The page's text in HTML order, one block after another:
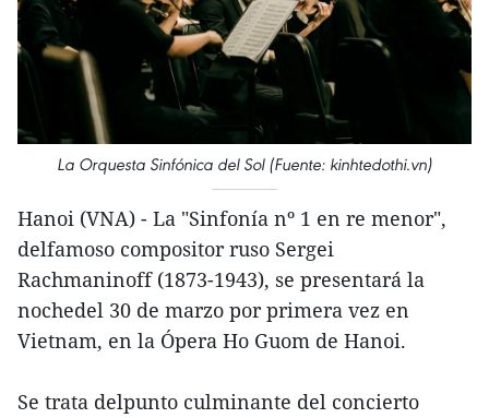
La Orquesta Sinfónica del Sol (Fuente: kinhtedothi.vn)
Hanoi (VNA) - La "Sinfonía nº 1 en re menor",
delfamoso compositor ruso Sergei
Rachmaninoff (1873-1943), se presentará la
nochedel 30 de marzo por primera vez en
Vietnam, en la Ópera Ho Guom de Hanoi.
Se trata delpunto culminante del concierto